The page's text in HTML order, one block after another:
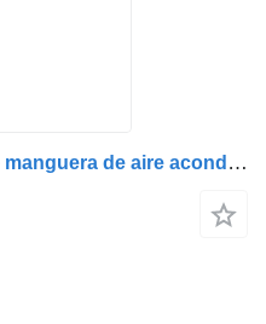
Conductă de lichid de răcire manguera de aire acondicionado para MAN 5106301-0884 / 5106301-3299 camión